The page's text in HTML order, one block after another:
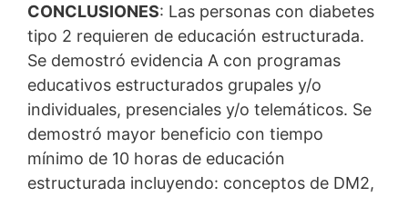
CONCLUSIONES: Las personas con diabetes
tipo 2 requieren de educación estructurada.
Se demostró evidencia A con programas
educativos estructurados grupales y/o
individuales, presenciales y/o telemáticos. Se
demostró mayor beneficio con tiempo
mínimo de 10 horas de educación
estructurada incluyendo: conceptos de DM2,